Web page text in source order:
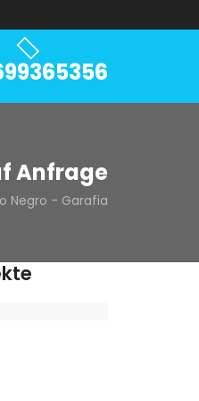
Anfrage
Negro - Garafia